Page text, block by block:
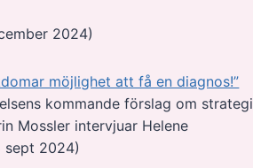
2024)
möjlighet att få en diagnos!”
kommande förslag om strategi
Mossler intervjuar Helene
sept 2024)